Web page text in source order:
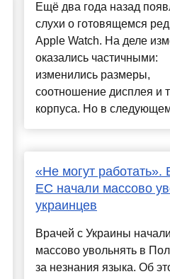
Ещё два года назад
слухи о готовящемся
Apple Watch. На деле
оказались частичными:
изменились размеры,
соотношение дисплея и
корпуса. Но в
«Не могут работать».
ЕС начали массово
украинцев
Врачей с Украины начали
массово увольнять в
за незнания языка. Об